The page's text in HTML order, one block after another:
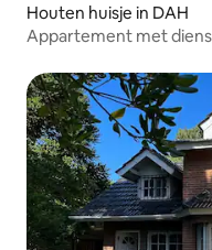
Houten huisje in DAH
Appartement met